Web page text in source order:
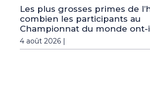
Les plus grosses primes de
combien les participants au
Championnat du monde ont-
4 août 2026 |